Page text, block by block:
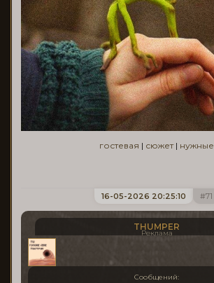
гостевая | сюжет| нужные
71
16-05-2026 20:25:10
THUMPER
Реклама
Сообщений: